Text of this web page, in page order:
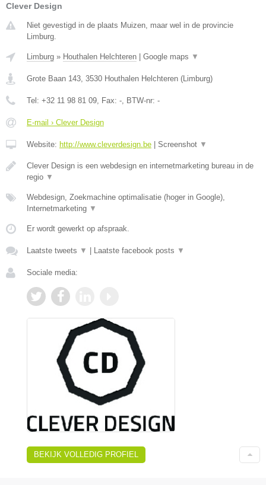
Clever Design
Niet gevestigd in de plaats Muizen, maar wel in de provincie
Limburg.
Limburg » Houthalen Helchteren Google maps ▼
Grote Baan 143 3530 Houthalen Helchteren ( Limburg)
Tel: +32 11 98 81 09 , Fax: - , BTW-nr: -
E-mail › Clever Design
Website: http://www.cleverdesign.be Screenshot ▼
Clever Design is een webdesign en internetmarketing bureau in de
regio ▼
Webdesign, Zoekmachine optimalisatie (hoger in Google),
Internetmarketing ▼
Er wordt gewerkt op afspraak.
Laatste tweets ▼ Laatste facebook posts ▼
Sociale media:
BEKIJK VOLLEDIG PROFIEL